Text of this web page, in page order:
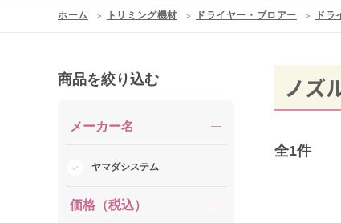
ホーム トリミング機材 ドライヤー・ブロアー ドラ
商品を絞り込む
メーカー名
ヤマダシステム
価格（税込）
ノズ
全1件